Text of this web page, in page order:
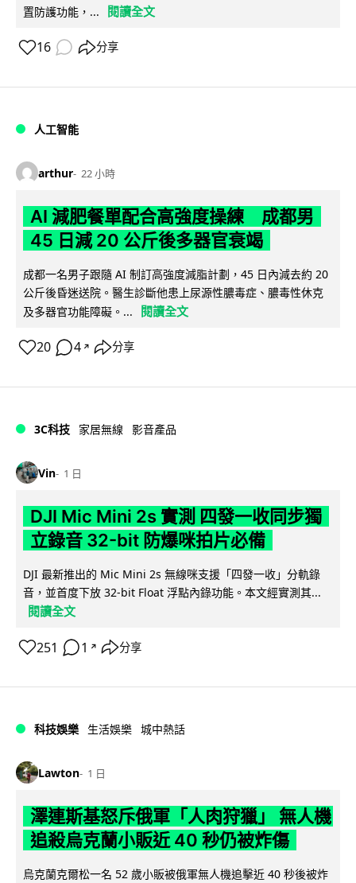
置防護功能，...
閱讀全文
16 分享
人工智能
arthur 22 小時
AI 減肥餐單配合高強度操練 成都男
45 日減 20 公斤後多器官衰竭
成都一名男子跟隨 AI 制訂高強度減脂計劃，45 日內減去約 20
公斤後昏迷送院。醫生診斷他患上尿源性膿毒症、膿毒性休克
及多器官功能障礙。...
閱讀全文
20 4 ↗ 分享
3C科技 家居無線 影音產品
Vin 1 日
DJI Mic Mini 2s 實測 四發一收同步獨
立錄音 32-bit 防爆咪拍片必備
DJI 最新推出的 Mic Mini 2s 無線咪支援「四發一收」分軌錄
音，並首度下放 32-bit Float 浮點內錄功能。本文經實測其...
閱讀全文
251 1 ↗ 分享
科技娛樂 生活娛樂 城中熱話
Lawton 1 日
澤連斯基怒斥俄軍「人肉狩獵」 無人機
追殺烏克蘭小販近 40 秒仍被炸傷
烏克蘭克爾松一名 52 歲小販被俄軍無人機追擊近 40 秒後被炸